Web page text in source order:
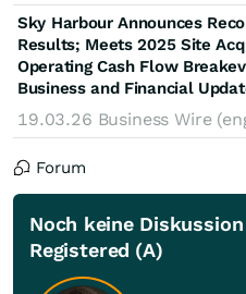
Sky Harbour Announces
Results; Meets 2025 Site
Operating Cash Flow
Business and Financial
19.03.26 Business Wire
Forum
Noch keine
Registered (A)